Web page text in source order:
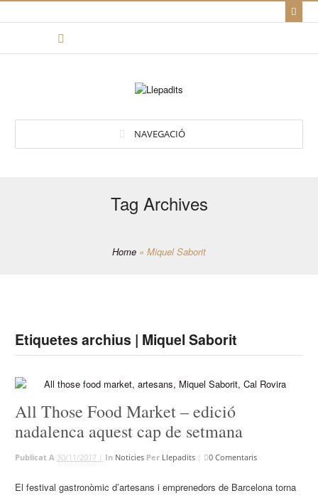
NAVEGACIÓ
Tag Archives
Home » Miquel Saborit
Etiquetes archius | Miquel Saborit
All Those Food Market – edició
nadalenca aquest cap de setmana
Publicat A 30/11/2017 | In Noticies Per Llepadits 0 Comentaris
El festival gastronòmic d’artesans i emprenedors de Barcelona torna